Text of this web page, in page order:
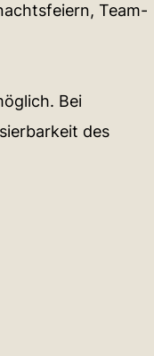
Team-
Bei
des